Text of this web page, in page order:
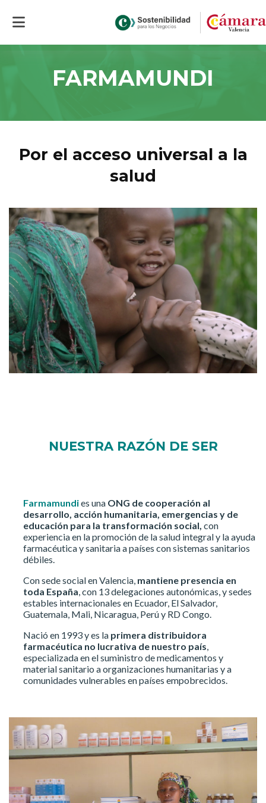
FARMAMUNDI
Por el acceso universal a la
salud
NUESTRA RAZÓN DE SER
Farmamundies una ONG de cooperación al
desarrollo, acción humanitaria, emergencias y de
educación para la transformación social, con
experiencia en la promoción de la salud integral y la ayuda
farmacéutica y sanitaria a países con sistemas sanitarios
débiles.
Con sede social en Valencia, mantiene presencia en
toda España, con 13 delegaciones autonómicas, y sedes
estables internacionales en Ecuador, El Salvador,
Guatemala, Mali, Nicaragua, Perú y RD Congo.
Nació en 1993 y es la primera distribuidora
farmacéutica no lucrativa de nuestro país,
especializada en el suministro de medicamentos y
material sanitario a organizaciones humanitarias y a
comunidades vulnerables en países empobrecidos.